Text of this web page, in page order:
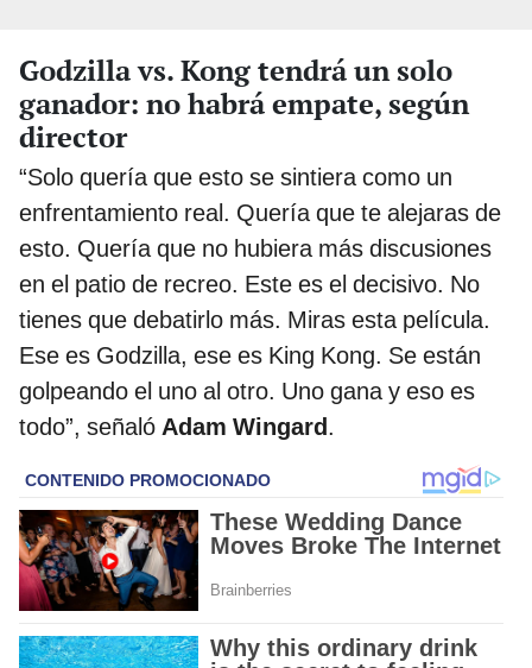
Godzilla vs. Kong tendrá un solo
ganador: no habrá empate, según
director
“Solo quería que esto se sintiera como un
enfrentamiento real. Quería que te alejaras de
esto. Quería que no hubiera más discusiones
en el patio de recreo. Este es el decisivo. No
tienes que debatirlo más. Miras esta película.
Ese es Godzilla, ese es King Kong. Se están
golpeando el uno al otro. Uno gana y eso es
todo”, señaló Adam Wingard.